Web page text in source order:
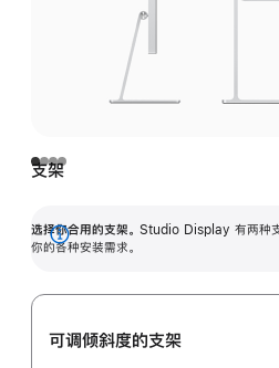
支架
选择你合用的支架。 Studio Display 有两种支
你的各种安装需求。
展
可调倾斜度的支架